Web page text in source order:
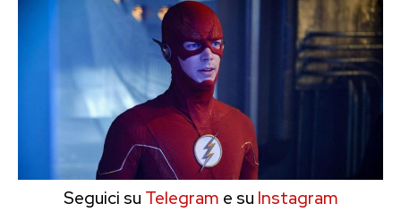
Seguici su Telegram e su Instagram